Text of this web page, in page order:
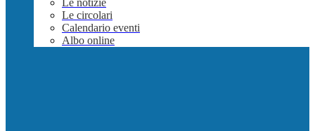
Le notizie
Le circolari
Calendario eventi
Albo online